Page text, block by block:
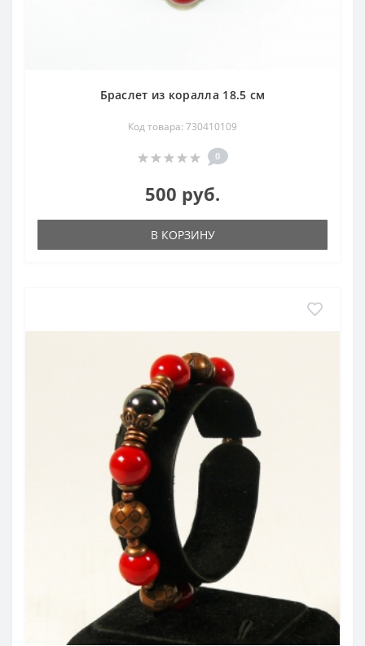
Браслет из коралла 18.5 см
Код товара: 730410109
0
500 руб.
В КОРЗИНУ